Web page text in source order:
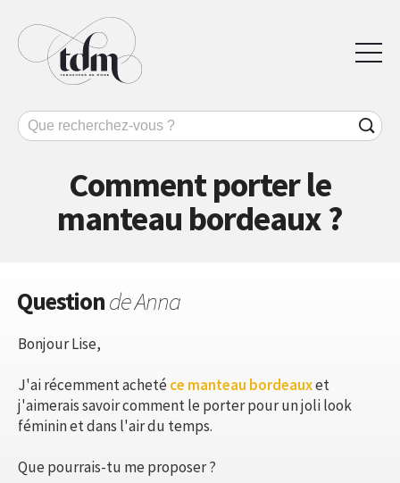
Comment porter le
manteau bordeaux ?
Questionde Anna
Bonjour Lise,
J'ai récemment achetéce manteau bordeauxet
j'aimerais savoir comment le porter pour un joli look
féminin et dans l'air du temps.
Que pourrais-tu me proposer ?